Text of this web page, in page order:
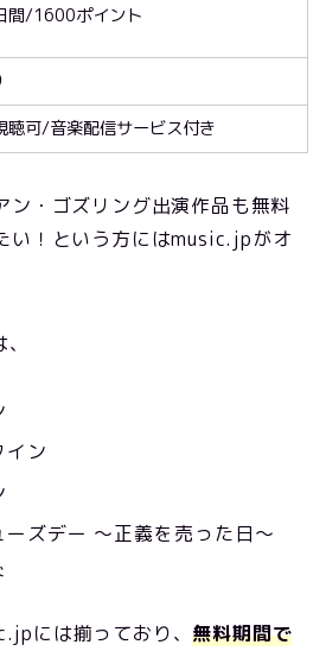
間/1600ポイント
聴可/音楽配信サービス付き
ン・ゴズリング出演作品も無料
い！という方にはmusic.jpがオ
イン
ーズデー 〜正義を売った日〜
には揃っており、無料期間で